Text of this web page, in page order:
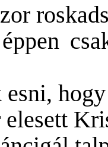
esni,